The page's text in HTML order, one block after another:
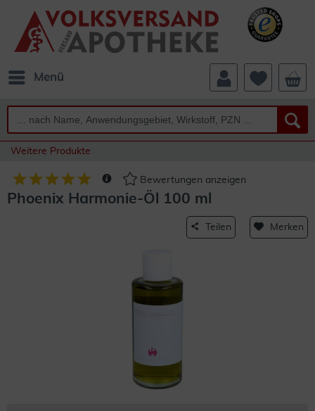
Menü
Weitere Produkte
Bewertungen anzeigen
Phoenix Harmonie-Öl 100 ml
Teilen Merken